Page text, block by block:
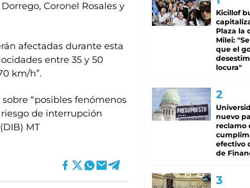
Coronel Rosales y
afectadas durante esta
entre 35 y 50
km/h”.
“posibles fenómenos
de interrupción
MT
Kicillof
Plaza la
Milei:
que el
locura"
nuevo
reclamo
efectivo
de